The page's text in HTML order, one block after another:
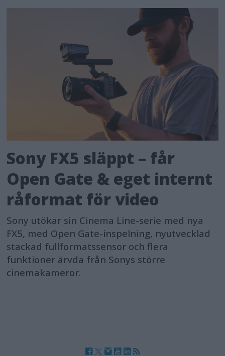
Sony FX5 släppt – får
Open Gate & eget internt
råformat för video
Sony utökar sin Cinema Line-serie med nya
FX5, med Open Gate-inspelning, nyutvecklad
stackad fullformatssensor och flera
funktioner ärvda från Sonys större
cinemakameror.